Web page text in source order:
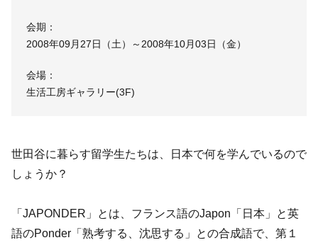
会期：
2008年09月27日（土）～2008年10月03日（金）
会場：
生活工房ギャラリー(3F)
世田谷に暮らす留学生たちは、日本で何を学んでいるので
しょうか？
「JAPONDER」とは、フランス語のJapon「日本」と英
語のPonder「熟考する、沈思する」との合成語で、第１